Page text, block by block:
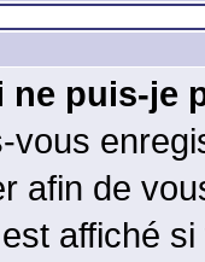
ne puis-je
vous
afin de
affiché